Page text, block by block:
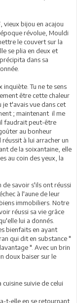
vieux bijou en acajou
révolue, Mouldi
le couvert sur la
se plia en deux et
dans sa
Tu ne te sens
être cette chaleur
t'avais vue dans cet
; maintenant il me
faudrait peut-être
au bonheur
à lui arracher un
de la soixantaine, elle
au coin des yeux, la
de savoir s'ils ont réussi
à l'aune de leur
immobiliers. Notre
réussi sa vie grâce
lui a donnés.
bienfaits en ayant
qui dit en substance "
". Avec un brin
doux baiser sur le
suivie de celui
t-elle en se retournant